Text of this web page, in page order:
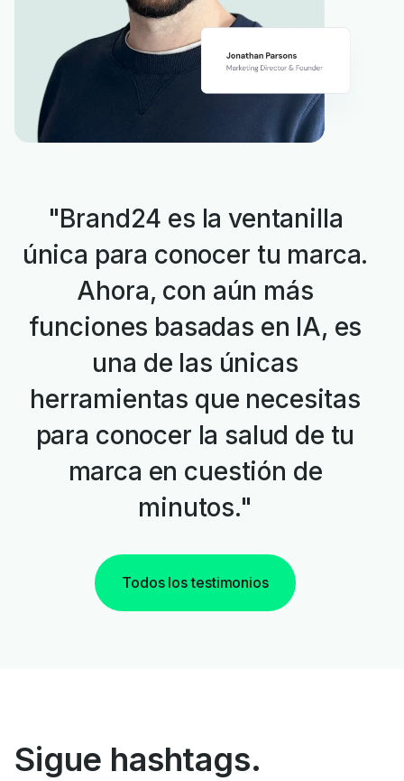
"Brand24 es la ventanilla
única para conocer tu marca.
Ahora, con aún más
funciones basadas en IA, es
una de las únicas
herramientas que necesitas
para conocer la salud de tu
marca en cuestión de
minutos."
Todos los testimonios
Sigue hashtags.